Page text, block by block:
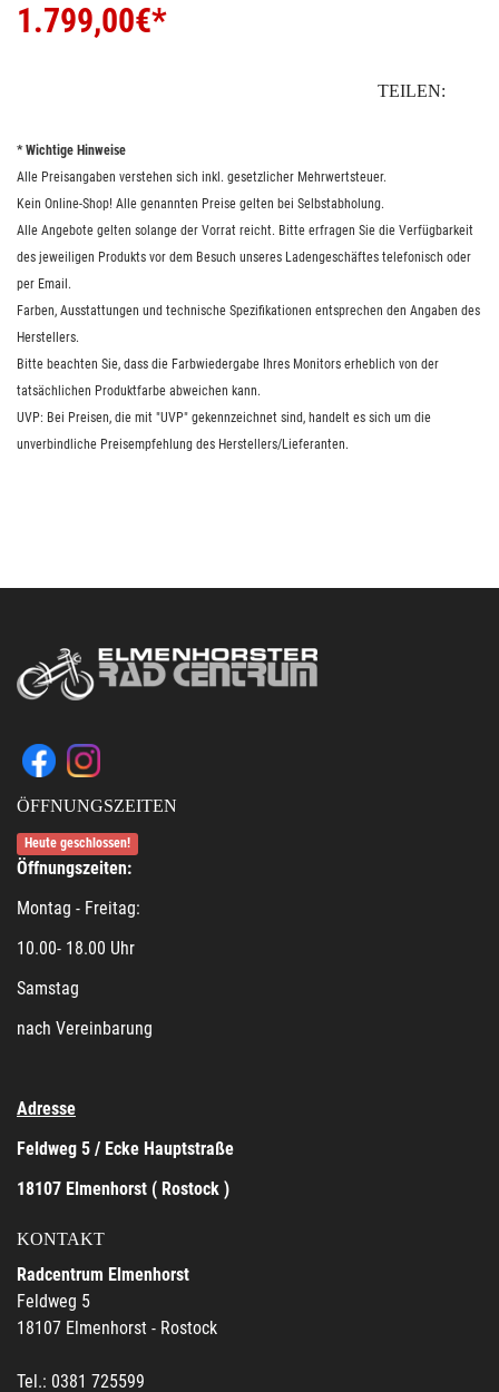
1.799,00€*
TEILEN:
* Wichtige Hinweise
Alle Preisangaben verstehen sich inkl. gesetzlicher Mehrwertsteuer.
Kein Online-Shop! Alle genannten Preise gelten bei Selbstabholung.
Alle Angebote gelten solange der Vorrat reicht. Bitte erfragen Sie die Verfügbarkeit
des jeweiligen Produkts vor dem Besuch unseres Ladengeschäftes telefonisch oder
per Email.
Farben, Ausstattungen und technische Spezifikationen entsprechen den Angaben des
Herstellers.
Bitte beachten Sie, dass die Farbwiedergabe Ihres Monitors erheblich von der
tatsächlichen Produktfarbe abweichen kann.
UVP: Bei Preisen, die mit "UVP" gekennzeichnet sind, handelt es sich um die
unverbindliche Preisempfehlung des Herstellers/Lieferanten.
ÖFFNUNGSZEITEN
Heute geschlossen!
Öffnungszeiten:
Montag - Freitag:
10.00- 18.00 Uhr
Samstag
nach Vereinbarung
Adresse
Feldweg 5 / Ecke Hauptstraße
18107 Elmenhorst ( Rostock )
KONTAKT
Radcentrum Elmenhorst
Feldweg 5
18107 Elmenhorst - Rostock
Tel.: 0381 725599